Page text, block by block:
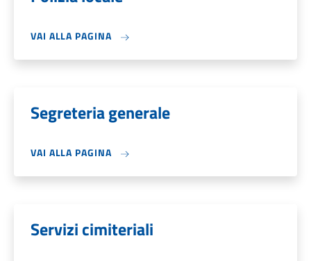
VAI ALLA PAGINA
Segreteria generale
VAI ALLA PAGINA
Servizi cimiteriali